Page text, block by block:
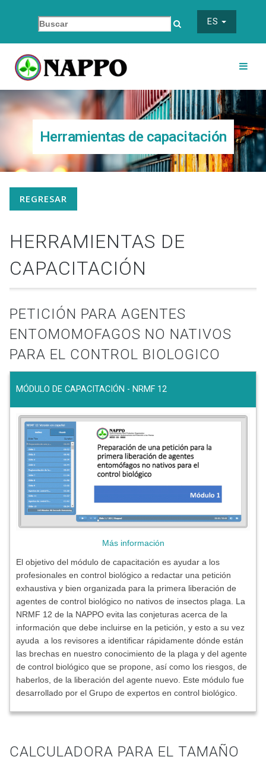
ES
Herramientas de capacitación
REGRESAR
HERRAMIENTAS DE
CAPACITACIÓN
PETICIÓN PARA AGENTES
ENTOMOMOFAGOS NO NATIVOS
PARA EL CONTROL BIOLOGICO
MÓDULO DE CAPACITACIÓN - NRMF 12
Más información
El objetivo del módulo de capacitación es ayudar a los
profesionales en control biológico a redactar una petición
exhaustiva y bien organizada para la primera liberación de
agentes de control biológico no nativos de insectos plaga. La
NRMF 12 de la NAPPO evita las conjeturas acerca de la
información que debe incluirse en la petición, y esto a su vez
ayuda a los revisores a identificar rápidamente dónde están
las brechas en nuestro conocimiento de la plaga y del agente
de control biológico que se propone, así como los riesgos, de
haberlos, de la liberación del agente nuevo. Este módulo fue
desarrollado por el Grupo de expertos en control biológico.
CALCULADORA PARA EL TAMAÑO